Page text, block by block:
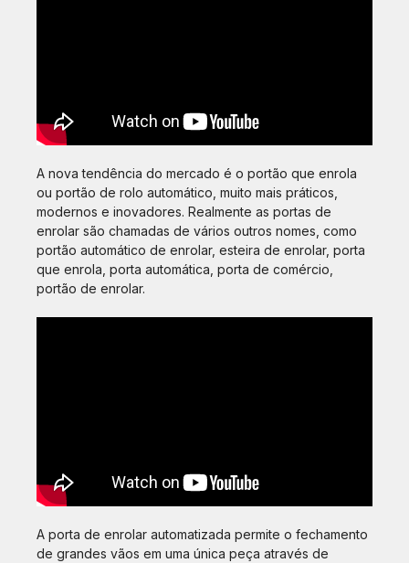
A nova tendência do mercado é o portão que enrola
ou portão de rolo automático, muito mais práticos,
modernos e inovadores. Realmente as portas de
enrolar são chamadas de vários outros nomes, como
portão automático de enrolar, esteira de enrolar, porta
que enrola, porta automática, porta de comércio,
portão de enrolar.
A porta de enrolar automatizada permite o fechamento
de grandes vãos em uma única peça através de